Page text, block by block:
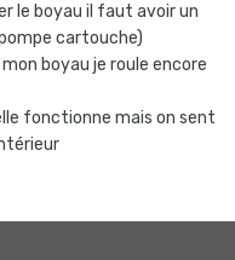
le boyau il faut avoir un
cartouche)
boyau je roule encore
fonctionne mais on sent